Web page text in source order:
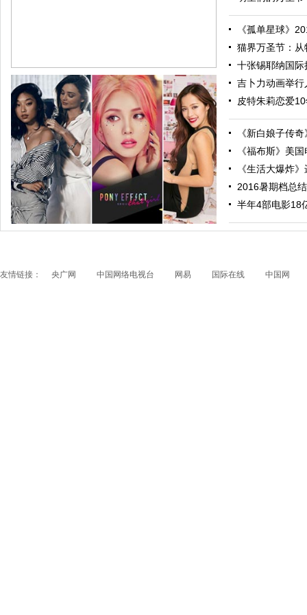
跟随电影去旅行：布拉格 在这里邂逅特工、寻找浪漫
《孤单星球》
猫界万圣节：
十张锡耶纳国
吉卜力动画举
皮特朱莉恋爱
《新白娘子传
《福布斯》美
《生活大爆炸
2016暑期档总
半年4部电影18
友情链接： 央广网 中国网络电视台 网易 国际在线 中国网